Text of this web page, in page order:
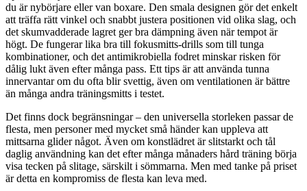
du är nybörjare eller van boxare. Den smala designen gör det enkelt
att träffa rätt vinkel och snabbt justera positionen vid olika slag, och
det skumvadderade lagret ger bra dämpning även när tempot är
högt. De fungerar lika bra till fokusmitts-drills som till tunga
kombinationer, och det antimikrobiella fodret minskar risken för
dålig lukt även efter många pass. Ett tips är att använda tunna
innervantar om du ofta blir svettig, även om ventilationen är bättre
än många andra träningsmitts i testet.
Det finns dock begränsningar – den universella storleken passar de
flesta, men personer med mycket små händer kan uppleva att
mittsarna glider något. Även om konstlädret är slitstarkt och tål
daglig användning kan det efter många månaders hård träning börja
visa tecken på slitage, särskilt i sömmarna. Men med tanke på priset
är detta en kompromiss de flesta kan leva med.